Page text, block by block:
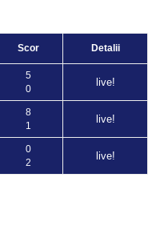
Scor Detalii
5
0
live!
8
1
live!
0
2
live!